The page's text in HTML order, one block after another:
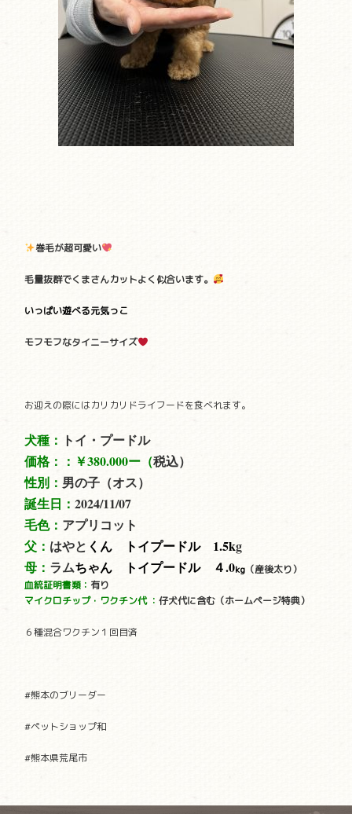
巻毛が超可愛い
毛量抜群でくまさんカットよく似合います。
いっぱい遊べる元気っこ
モフモフなタイニーサイズ
お迎えの際にはカリカリドライフードを食べれます。
犬種： トイ・プードル
価格：： ￥380.000ー（税込）
性別： 男の子（オス）
誕生日：2024/11/07
毛色： アプリコット
父： はやと くん トイプードル 1.5kg
母： ラムちゃん トイプードル ４.0kg （産後太り）
血統証明書類： 有り
マイクロチップ・ワクチン代 ：仔犬代に含む（ホームページ特典）
６種混合ワクチン１回目済
#熊本のブリーダー
#ペットショップ和
#熊本県荒尾市